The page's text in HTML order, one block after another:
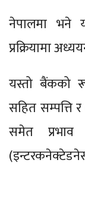
नेपालमा भने
प्रक्रियामा
यस्तो बैंकको
सहित सम्पत्ति
समेत प्रभाव